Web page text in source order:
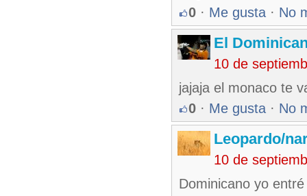
0 · Me gusta · No
El
10 de
jajaja el monaco te
0 · Me gusta · No
Leopardo/
10 de
Dominicano yo entré